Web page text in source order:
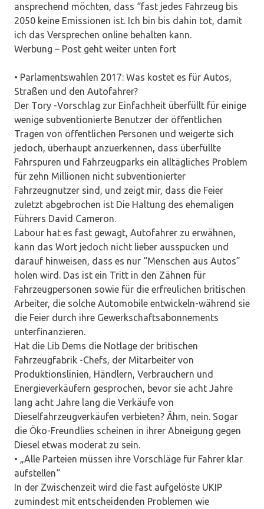
ansprechend möchten, dass “fast jedes Fahrzeug bis
2050 keine Emissionen ist. Ich bin bis dahin tot, damit
ich das Versprechen online behalten kann.
Werbung – Post geht weiter unten fort
• Parlamentswahlen 2017: Was kostet es für Autos,
Straßen und den Autofahrer?
Der Tory -Vorschlag zur Einfachheit überfüllt für einige
wenige subventionierte Benutzer der öffentlichen
Tragen von öffentlichen Personen und weigerte sich
jedoch, überhaupt anzuerkennen, dass überfüllte
Fahrspuren und Fahrzeugparks ein alltägliches Problem
für zehn Millionen nicht subventionierter
Fahrzeugnutzer sind, und zeigt mir, dass die Feier
zuletzt abgebrochen ist Die Haltung des ehemaligen
Führers David Cameron.
Labour hat es fast gewagt, Autofahrer zu erwähnen,
kann das Wort jedoch nicht lieber ausspucken und
darauf hinweisen, dass es nur “Menschen aus Autos”
holen wird. Das ist ein Tritt in den Zähnen für
Fahrzeugpersonen sowie für die erfreulichen britischen
Arbeiter, die solche Automobile entwickeln-während sie
die Feier durch ihre Gewerkschaftsabonnements
unterfinanzieren.
Hat die Lib Dems die Notlage der britischen
Fahrzeugfabrik -Chefs, der Mitarbeiter von
Produktionslinien, Händlern, Verbrauchern und
Energieverkäufern gesprochen, bevor sie acht Jahre
lang acht Jahre lang die Verkäufe von
Dieselfahrzeugverkäufen verbieten? Ähm, nein. Sogar
die Öko-Freundlies scheinen in ihrer Abneigung gegen
Diesel etwas moderat zu sein.
• „Alle Parteien müssen ihre Vorschläge für Fahrer klar
aufstellen“
In der Zwischenzeit wird die fast aufgelöste UKIP
zumindest mit entscheidenden Problemen wie